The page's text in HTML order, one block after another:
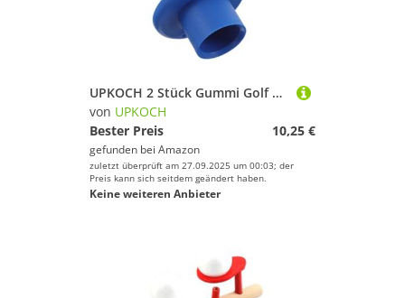
UPKOCH 2 Stück Gummi Golf Tees für Driving Range und Simulator Rutschfester Golfballhalter Vibrationsdämpfend Kompatibel mit Allen Golfbällen für Indoor und Outdoor Trainingszubehör
von UPKOCH
Bester Preis
10,25 €
gefunden bei Amazon
zuletzt überprüft am 27.09.2025 um 00:03; der
Preis kann sich seitdem geändert haben.
Keine weiteren Anbieter